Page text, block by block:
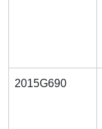
2015G690